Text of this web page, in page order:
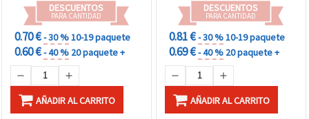
DESCUENTOS
PARA CANTIDAD
0.70 €- 30 %10-19 paquete
0.60 €- 40 % 20 paquete +
AÑADIR AL CARRITO
DESCUENTOS
PARA CANTIDAD
0.81 €- 30 %10-19 paquete
0.69 €- 40 % 20 paquete +
AÑADIR AL CARRITO